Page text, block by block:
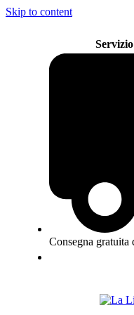
Skip to content
Consegna gratuita